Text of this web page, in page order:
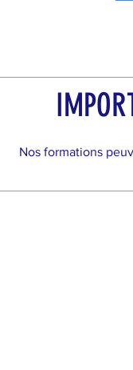
Nos formations